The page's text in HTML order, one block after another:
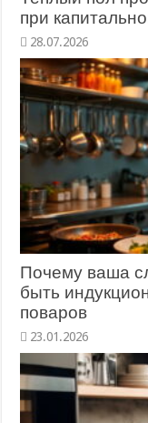
при
28.07.2026
Почему ваша
быть
поваров
23.01.2026